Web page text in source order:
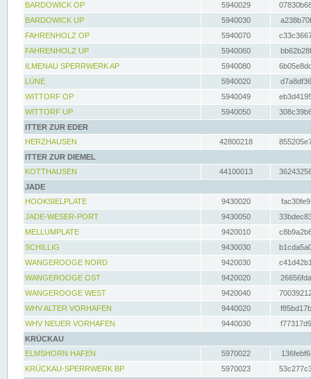
BARDOWICK OP
5940029
BARDOWICK UP
5940030
FAHRENHOLZ OP
5940070
FAHRENHOLZ UP
5940060
ILMENAU SPERRWERK AP
5940080
LÜNE
5940020
WITTORF OP
5940049
WITTORF UP
5940050
ITTER ZUR EDER
HERZHAUSEN
42800218
ITTER ZUR DIEMEL
KOTTHAUSEN
44100013
JADE
HOOKSIELPLATE
9430020
JADE-WESER-PORT
9430050
MELLUMPLATE
9420010
SCHILLIG
9430030
WANGEROOGE NORD
9420030
WANGEROOGE OST
9420020
WANGEROOGE WEST
9420040
WHV ALTER VORHAFEN
9440020
WHV NEUER VORHAFEN
9440030
KRÜCKAU
ELMSHORN HAFEN
5970022
KRÜCKAU-SPERRWERK BP
5970023